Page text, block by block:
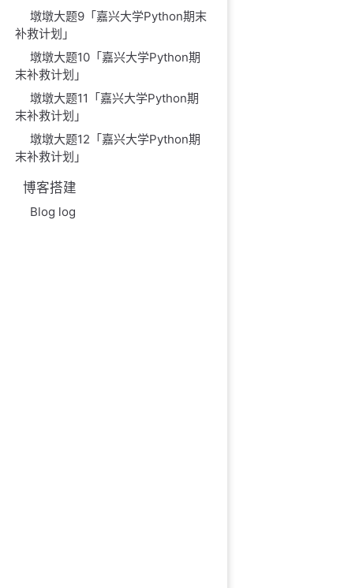
墩墩大题9「嘉兴大学Python期末
补救计划」
墩墩大题10「嘉兴大学Python期
末补救计划」
墩墩大题11「嘉兴大学Python期
末补救计划」
墩墩大题12「嘉兴大学Python期
末补救计划」
博客搭建
Blog log